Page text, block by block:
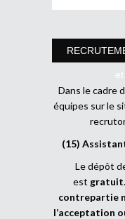
Dans le cadre
équipes sur le
(15)
Le dépôt
est gratuit.
contrepartie
l’acceptation